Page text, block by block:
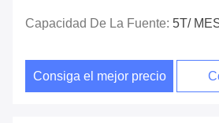
Capacidad De La Fuente: 5T/
Consiga el mejor precio